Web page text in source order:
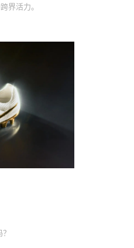
界活力。